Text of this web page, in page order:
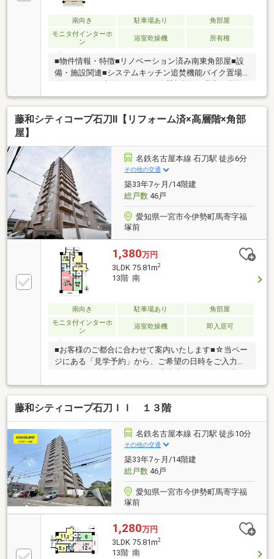
南向き 駐車場あり
角部屋
モニタ付インターホ
ン
浴室乾燥機 所有権
■物件情報・特徴■リノベーション済み南東角部屋■設
備・施設関連■システムキッチン追焚機能バイク置場3
環境■名鉄名古屋本線黒田駅徒歩約7分平和堂木曽川店
徒歩約8分平面駐車場ハイルーフ駐車可眺望良好陽当
り良好■安全・防災・管理体制■モニタ付オートロック
ステムキッチン新調◇洗面化粧台新調（３面鏡）◇ト
イレ新調（ウォシュレット）◇建具新調
藤和シティコープ石刀Ⅱ【リフォーム済×高層階×角部
屋】
名鉄名古屋本線 石刀駅 徒歩6分
その他の交通
築33年7ヶ月/14階建
総戸数46戸
愛知県一宮市今伊勢町馬寄字福
塚前
1,380万円
3LDK 75.81m2
13階 南
南向き 駐車場あり
角部屋
モニタ付インターホ
ン
浴室乾燥機 即入居可
■お客様のご都合に合わせて案内いたします■☆当ペー
ジにある「見学予約」から、ご希望の日時をご入力く
い！聞きたい！にスピード対応！＊自己資金なしでも
購入出来ます！【主なリフォーム内容】・システムキ
ッチン交換(浄水器、食洗器付)・ユニットバス交換(浴
室暖房乾燥機、追い炊き機能付) ・トイレ交換(温水
洗浄便座付)・洗面化粧台交換(シャワーノズル付) ・
建具交換・クロス貼替 ・フローリング張替 ・CF貼
替・シューズボックス交換 ・給湯器交換 ・分電盤
交換・ハウスクリーニング 他～空家につき即日のご
案内も可能！～
藤和シティコープ石刀ＩＩ １３階
名鉄名古屋本線 石刀駅 徒歩10分
その他の交通
築33年7ヶ月/14階建
総戸数46戸
愛知県一宮市今伊勢町馬寄字福
塚前
1,280万円
3LDK 75.81m2
13階 南